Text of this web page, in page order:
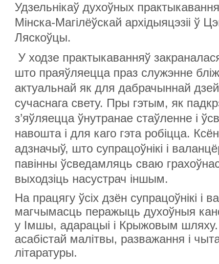
Удзельнікаў духоўных
Мінска-Магілёўскай архідыяцэзіі ў
Ляскоўцы.
У ходзе практыкаванняў
што праяўляецца праз служэнне
актуальнай як для дабрачыннай
сучаснага свету. Пры гэтым, як
з’яўляецца ўнутранае стаўленне і
навошта і для каго гэта робіцца.
адзначыў, што супрацоўнікі і
павінны ўсведамляць сваю
выходзіць насустрач іншым.
На працягу ўсіх дзён супрацоўнікі і
магчымасць перажыць духоўныя
у Імшы, адарацыі і Крыжовым
асабістай малітвы, разважання і
літаратуры.